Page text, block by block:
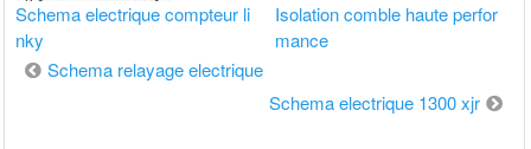
Schema electrique compteur li
nky
Isolation comble haute perfor
mance
Navigation
Schema relayage electrique
Schema electrique 1300 xjr